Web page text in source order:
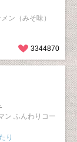
ン（みそ味）
3344870
ン ふんわりコー
り